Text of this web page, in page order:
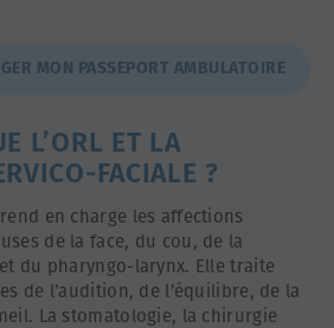
MON PASSEPORT AMBULATOIRE
L’ORL ET LA
FACIALE ?
en charge les affections
de la face, du cou, de la
du pharyngo-larynx. Elle traite
de l’audition, de l’équilibre, de la
La stomatologie, la chirurgie